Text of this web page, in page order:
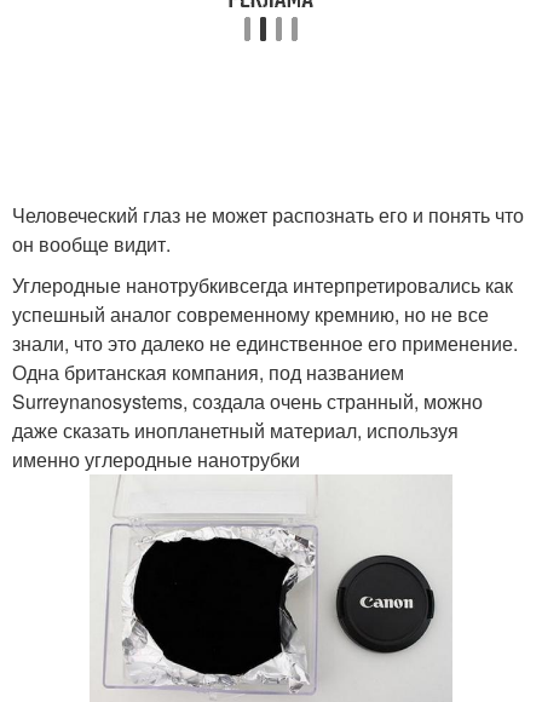
Человеческий глаз не может распознать его и понять что
он вообще видит.
Углеродные нанотрубкивсегда интерпретировались как
успешный аналог современному кремнию, но не все
знали, что это далеко не единственное его применение.
Одна британская компания, под названием
Surreynanosystems, создала очень странный, можно
даже сказать инопланетный материал, используя
именно углеродные нанотрубки